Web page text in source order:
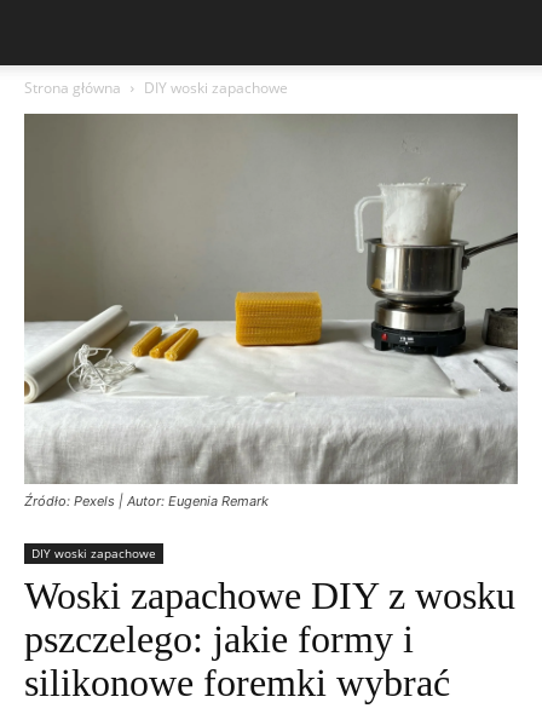
Strona główna DIY woski zapachowe
Źródło: Pexels | Autor: Eugenia Remark
DIY woski zapachowe
Woski zapachowe DIY z wosku
pszczelego: jakie formy i
silikonowe foremki wybrać